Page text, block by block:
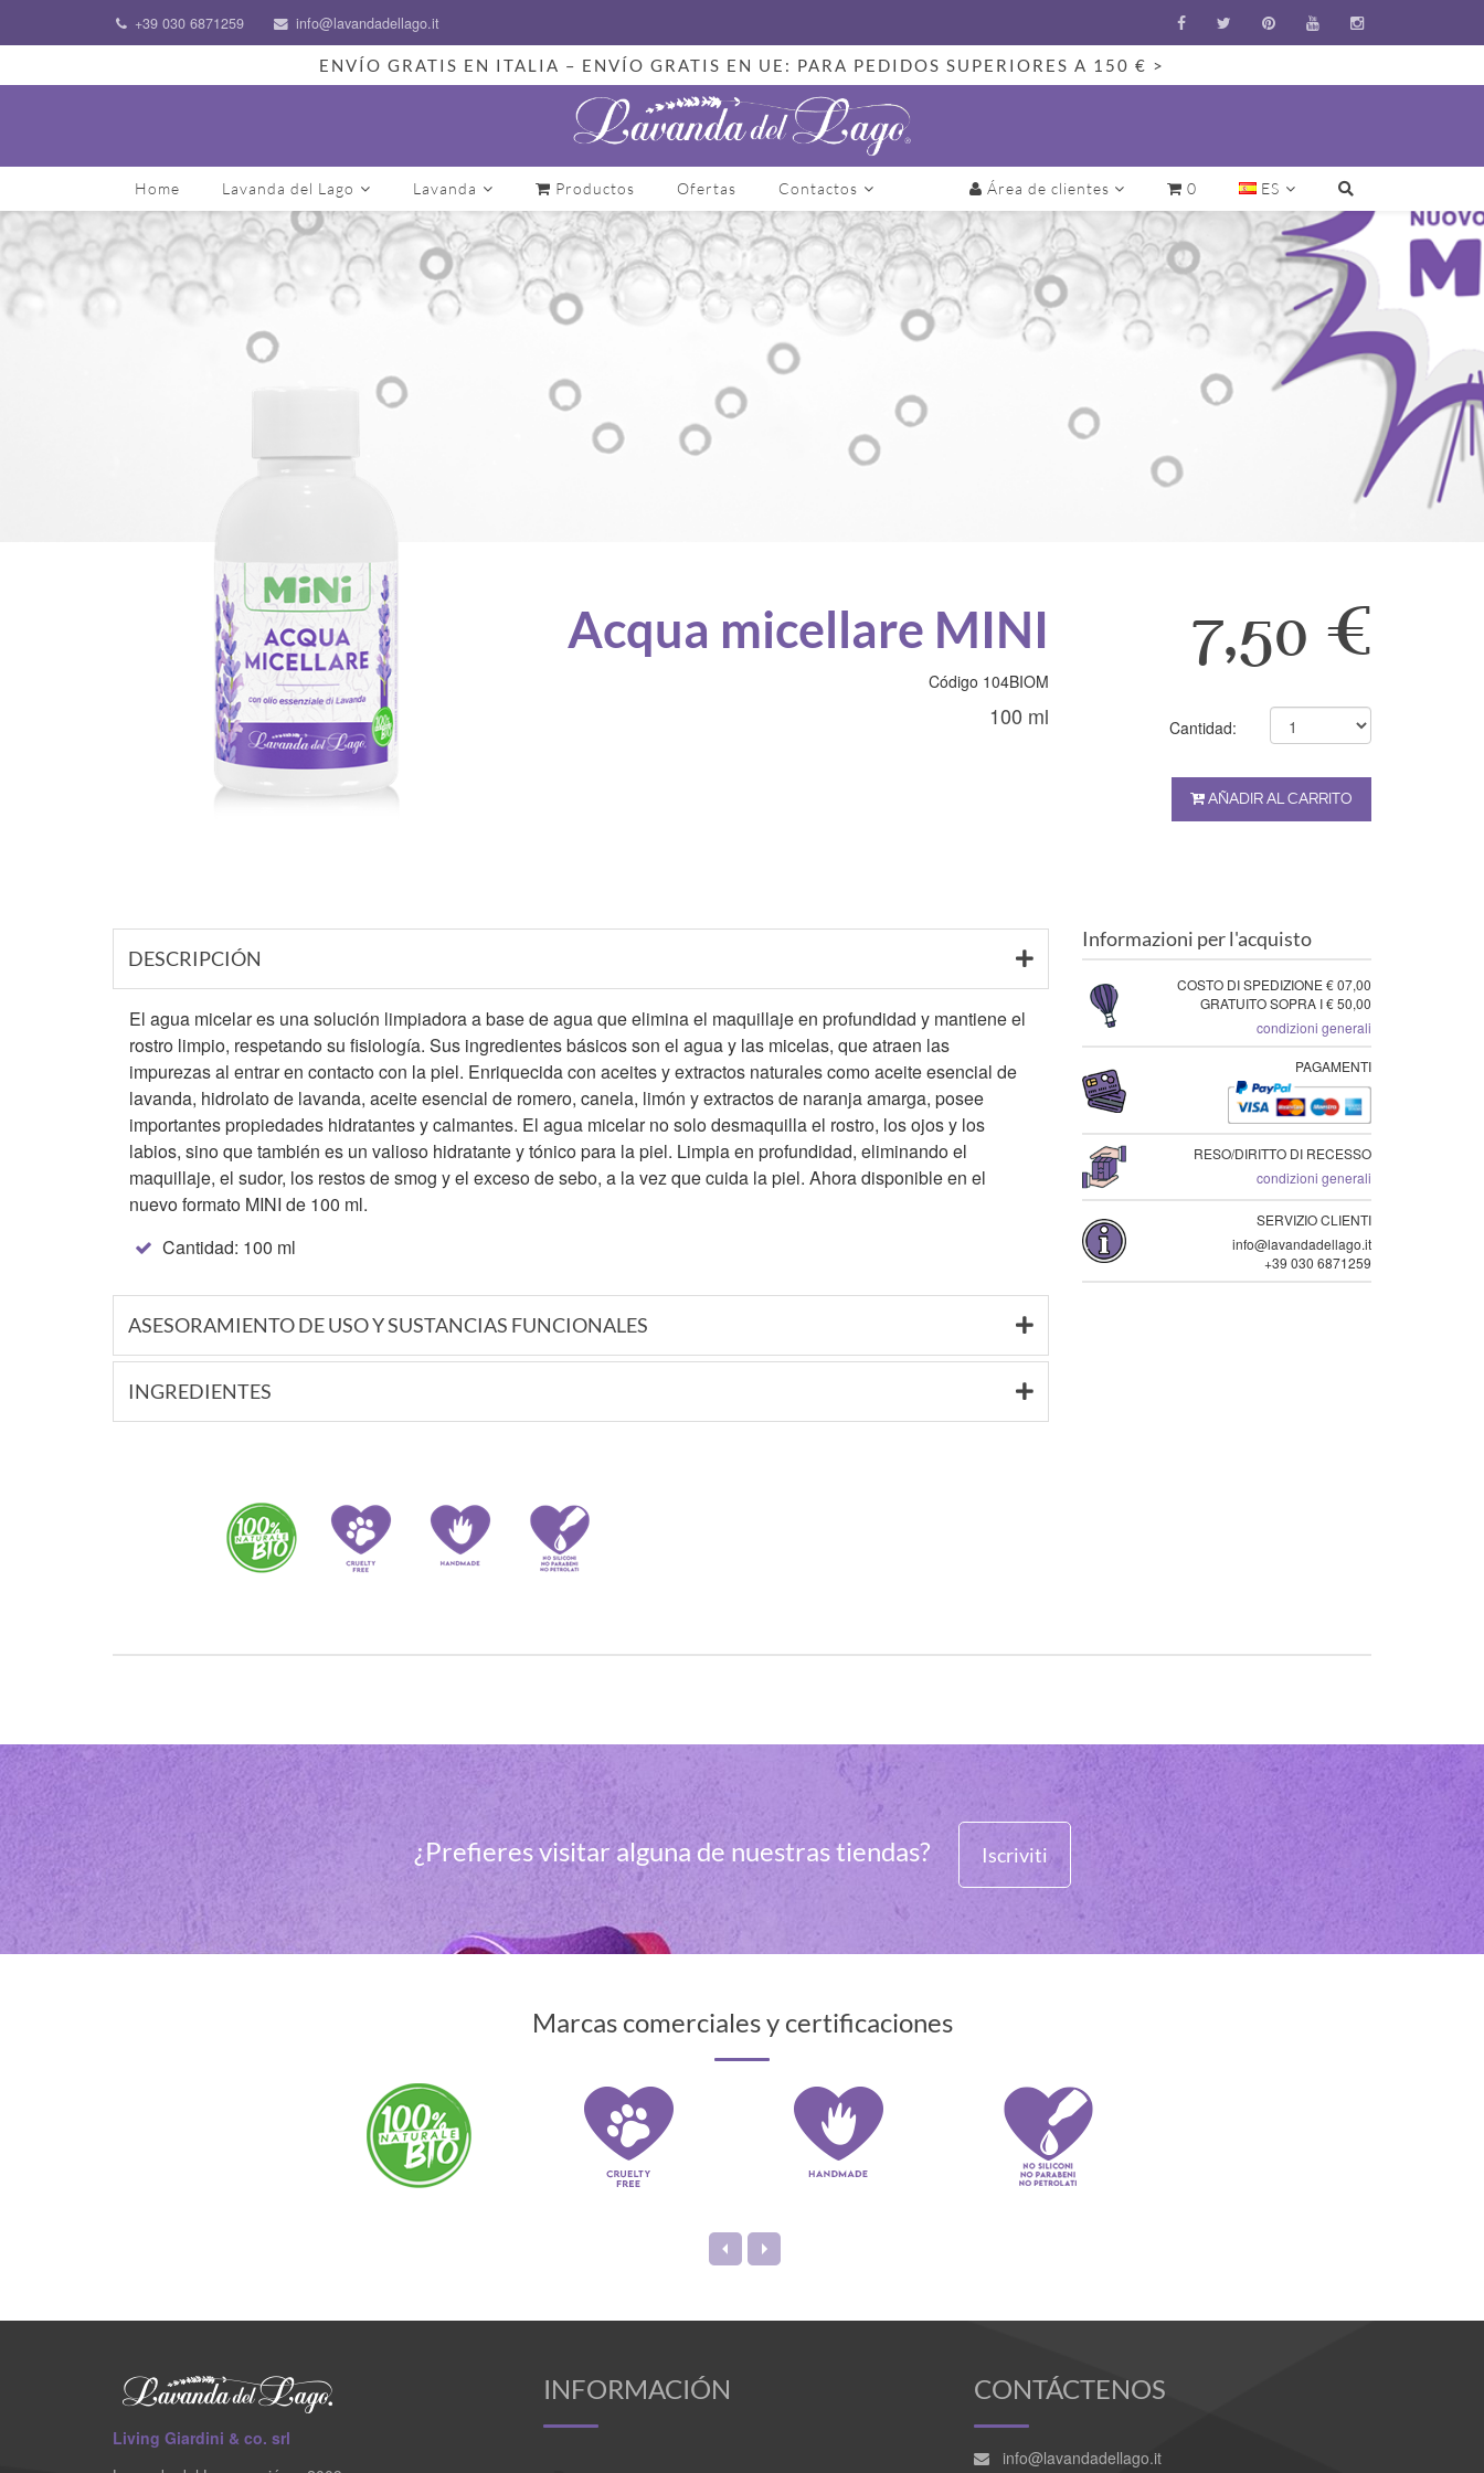
+39 030 6871259 info@lavandadellago.it
ENVÍO GRATIS EN ITALIA – ENVÍO GRATIS EN UE: PARA PEDIDOS SUPERIORES A 150 € >
Home Lavanda del Lago Lavanda Productos Ofertas Contactos Área de clientes 0 ES
Acqua micellare MINI
Código 104BIOM
100 ml
7,50 €
Cantidad:
AÑADIR AL CARRITO
DESCRIPCIÓN
El agua micelar es una solución limpiadora a base de agua que elimina el maquillaje en profundidad y mantiene el
rostro limpio, respetando su fisiología. Sus ingredientes básicos son el agua y las micelas, que atraen las
impurezas al entrar en contacto con la piel. Enriquecida con aceites y extractos naturales como aceite esencial de
lavanda, hidrolato de lavanda, aceite esencial de romero, canela, limón y extractos de naranja amarga, posee
importantes propiedades hidratantes y calmantes. El agua micelar no solo desmaquilla el rostro, los ojos y los
labios, sino que también es un valioso hidratante y tónico para la piel. Limpia en profundidad, eliminando el
maquillaje, el sudor, los restos de smog y el exceso de sebo, a la vez que cuida la piel. Ahora disponible en el
nuevo formato MINI de 100 ml.
Cantidad: 100 ml
ASESORAMIENTO DE USO Y SUSTANCIAS FUNCIONALES
INGREDIENTES
Informazioni per l'acquisto
COSTO DI SPEDIZIONE € 07,00
GRATUITO SOPRA I € 50,00
condizioni generali
PAGAMENTI
RESO/DIRITTO DI RECESSO
condizioni generali
SERVIZIO CLIENTI
info@lavandadellago.it
+39 030 6871259
¿Prefieres visitar alguna de nuestras tiendas? Iscriviti
Marcas comerciales y certificaciones
Living Giardini & co. srl
INFORMACIÓN CONTÁCTENOS
info@lavandadellago.it